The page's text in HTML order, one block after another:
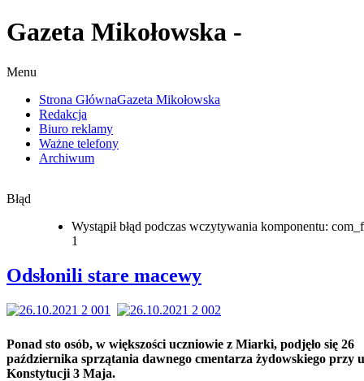
Gazeta Mikołowska -
Menu
Strona GłównaGazeta Mikołowska
Redakcja
Biuro reklamy
Ważne telefony
Archiwum
Błąd
Wystąpił błąd podczas wczytywania komponentu:
1
Odsłonili stare macewy
Ponad sto osób, w większości uczniowie z Miarki, podjęło się 26
października sprzątania dawnego cmentarza żydowskiego przy
Konstytucji 3 Maja.